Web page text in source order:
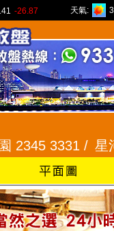
-26.87 天氣:
3331 /星河